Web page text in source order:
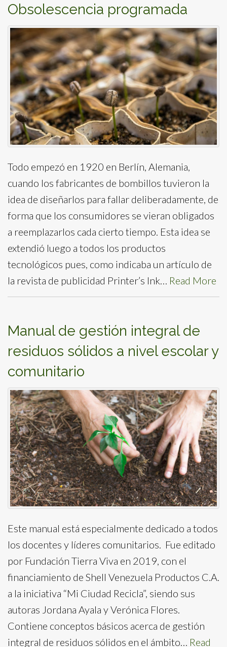
Obsolescencia programada
Todo empezó en 1920 en Berlín, Alemania,
cuando los fabricantes de bombillos tuvieron la
idea de diseñarlos para fallar deliberadamente, de
forma que los consumidores se vieran obligados
a reemplazarlos cada cierto tiempo. Esta idea se
extendió luego a todos los productos
tecnológicos pues, como indicaba un artículo de
la revista de publicidad Printer’s Ink… Read More
Manual de gestión integral de
residuos sólidos a nivel escolar y
comunitario
Este manual está especialmente dedicado a todos
los docentes y líderes comunitarios. Fue editado
por Fundación Tierra Viva en 2019, con el
financiamiento de Shell Venezuela Productos C.A.
a la iniciativa “Mi Ciudad Recicla”, siendo sus
autoras Jordana Ayala y Verónica Flores.
Contiene conceptos básicos acerca de gestión
integral de residuos sólidos en el ámbito… Read